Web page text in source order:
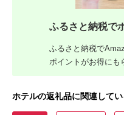
ふるさと納税で
ふるさと納税で
ポイントがお得にも
ホテルの返礼品に関連してい